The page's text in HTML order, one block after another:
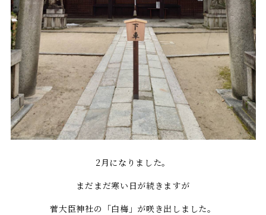
2月になりました。
まだまだ寒い日が続きますが
菅大臣神社の「白梅」が咲き出しました。